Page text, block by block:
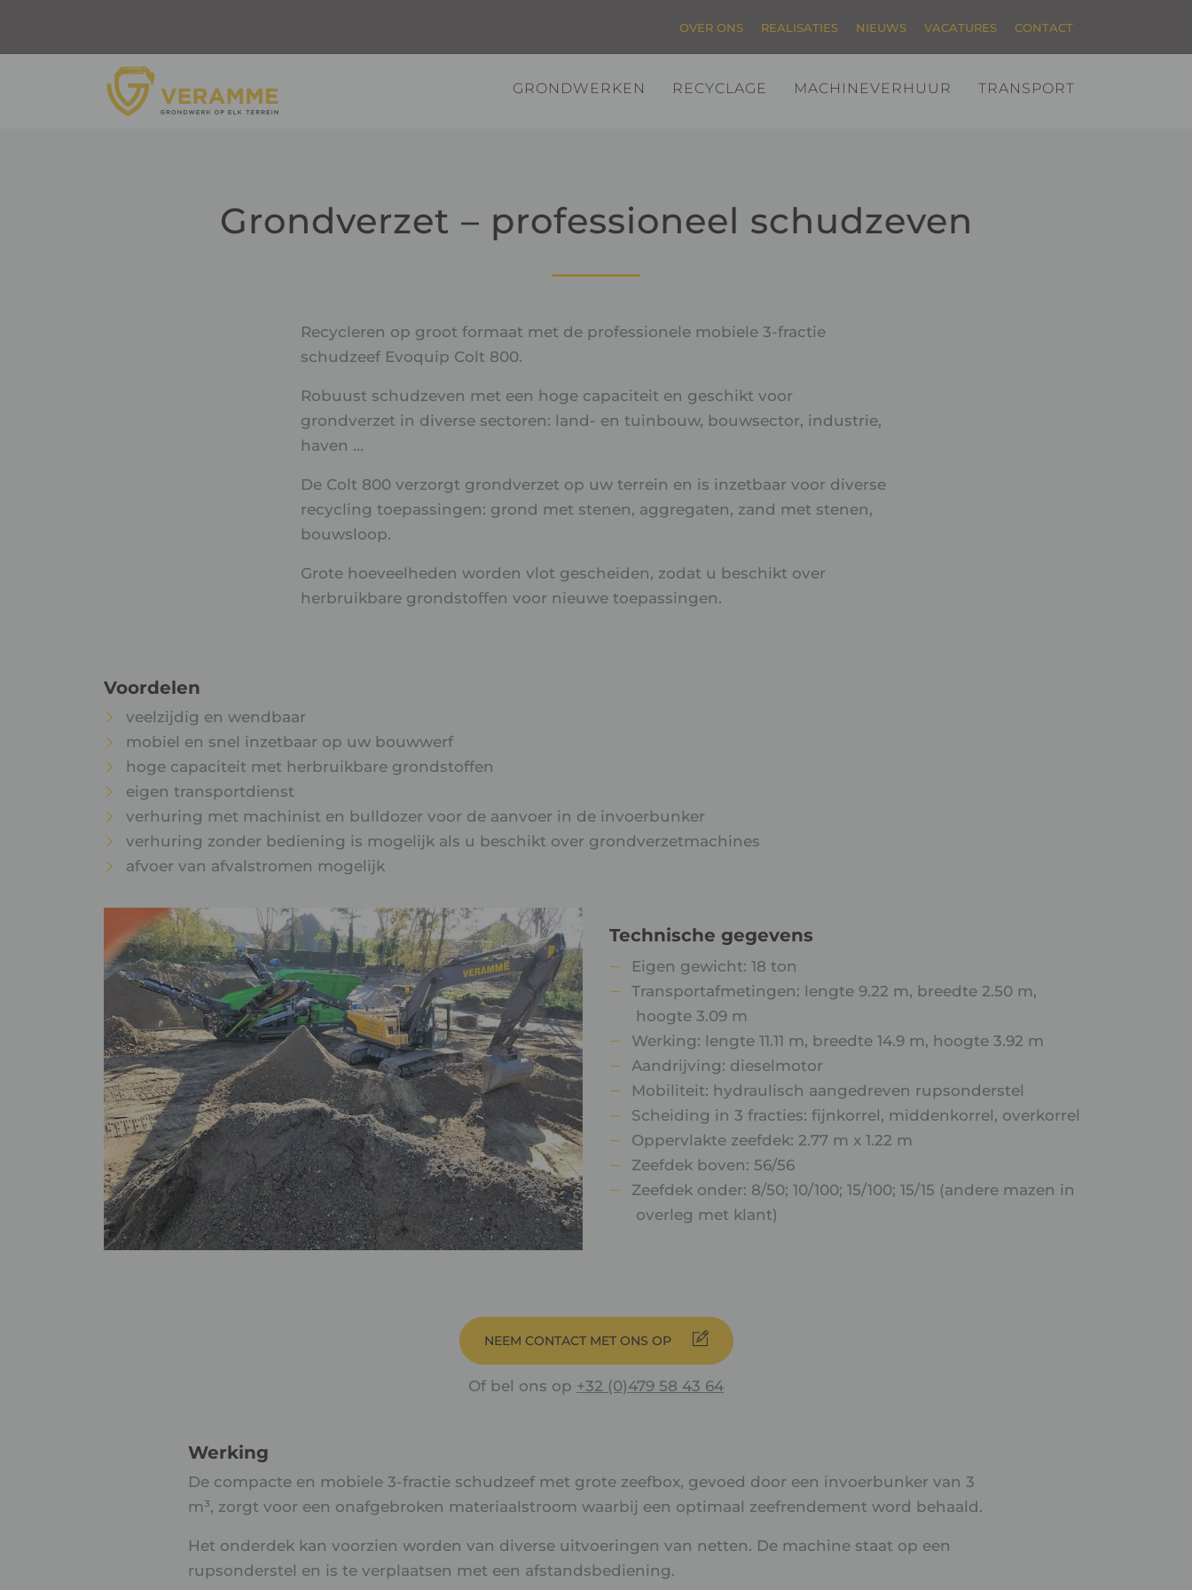
OVER ONS REALISATIES NIEUWS VACATURES CONTACT
GRONDWERKEN RECYCLAGE MACHINEVERHUUR TRANSPORT
Grondverzet – professioneel schudzeven
Recycleren op groot formaat met de professionele mobiele 3-fractie
schudzeef Evoquip Colt 800.
Robuust schudzeven met een hoge capaciteit en geschikt voor
grondverzet in diverse sectoren: land- en tuinbouw, bouwsector, industrie,
haven ...
De Colt 800 verzorgt grondverzet op uw terrein en is inzetbaar voor diverse
recycling toepassingen: grond met stenen, aggregaten, zand met stenen,
bouwsloop.
Grote hoeveelheden worden vlot gescheiden, zodat u beschikt over
herbruikbare grondstoffen voor nieuwe toepassingen.
Voordelen
veelzijdig en wendbaar
mobiel en snel inzetbaar op uw bouwwerf
hoge capaciteit met herbruikbare grondstoffen
eigen transportdienst
verhuring met machinist en bulldozer voor de aanvoer in de invoerbunker
verhuring zonder bediening is mogelijk als u beschikt over grondverzetmachines
afvoer van afvalstromen mogelijk
Technische gegevens
Eigen gewicht: 18 ton
Transportafmetingen: lengte 9.22 m, breedte 2.50 m,
hoogte 3.09 m
Werking: lengte 11.11 m, breedte 14.9 m, hoogte 3.92 m
Aandrijving: dieselmotor
Mobiliteit: hydraulisch aangedreven rupsonderstel
Scheiding in 3 fracties: fijnkorrel, middenkorrel, overkorrel
Oppervlakte zeefdek: 2.77 m x 1.22 m
Zeefdek boven: 56/56
Zeefdek onder: 8/50; 10/100; 15/100; 15/15 (andere mazen in
overleg met klant)
NEEM CONTACT MET ONS OP
Of bel ons op +32 (0)479 58 43 64
Werking
De compacte en mobiele 3-fractie schudzeef met grote zeefbox, gevoed door een invoerbunker van 3
m³, zorgt voor een onafgebroken materiaalstroom waarbij een optimaal zeefrendement word behaald.
Het onderdek kan voorzien worden van diverse uitvoeringen van netten. De machine staat op een
rupsonderstel en is te verplaatsen met een afstandsbediening.